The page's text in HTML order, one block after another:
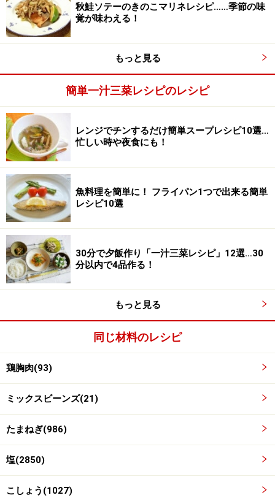
肉を焼く
を下にして焼き始めます。皮がカリッとしたら、ひっく
り返し、中まで火を通します。いったん別の皿に取り出
3
炒める
フライパンの汚れをキッチンペーパーでざっと拭き取っ
たら、残りのサラダ油を熱し、玉ねぎを入れて炒めま
す。しんなりとしたら、鶏肉を戻し、ミックスビーンズ
を加えます。全体に油がなじんだら、合わせ調味料を加
えて混ぜます。
秋鮭ソテーのきのこマリネレシピ……季節の味
覚が味わえる！
もっと見る
簡単一汁三菜レシピのレシピ
レンジでチンするだけ簡単スープレシピ10選…
忙しい時や夜食にも！
魚料理を簡単に！ フライパン1つで出来る簡単
レシピ10選
30分で夕飯作り「一汁三菜レシピ」12選…30
分以内で4品作る！
もっと見る
同じ材料のレシピ
鶏胸肉(93)
ミックスビーンズ(21)
たまねぎ(986)
塩(2850)
こしょう(1027)